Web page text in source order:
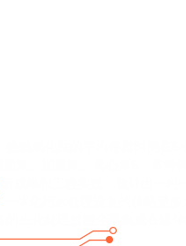
果和工程实践，设计出一种
体化污水处理设备的价格受
生化处理过程全部集成在罐